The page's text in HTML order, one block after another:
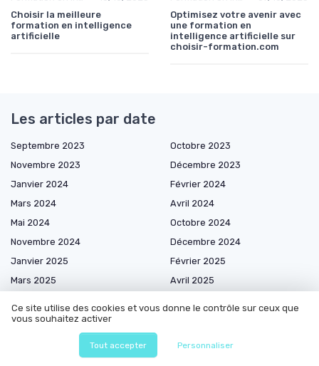
Choisir la meilleure
formation en intelligence
artificielle
Optimisez votre avenir avec
une formation en
intelligence artificielle sur
choisir-formation.com
Les articles par date
Septembre 2023
Octobre 2023
Novembre 2023
Décembre 2023
Janvier 2024
Février 2024
Mars 2024
Avril 2024
Mai 2024
Octobre 2024
Novembre 2024
Décembre 2024
Janvier 2025
Février 2025
Mars 2025
Avril 2025
Juillet 2025
Septembre 2025
Novembre 2025
Ce site utilise des cookies et vous donne le contrôle sur ceux que
vous souhaitez activer
Tout accepter Personnaliser